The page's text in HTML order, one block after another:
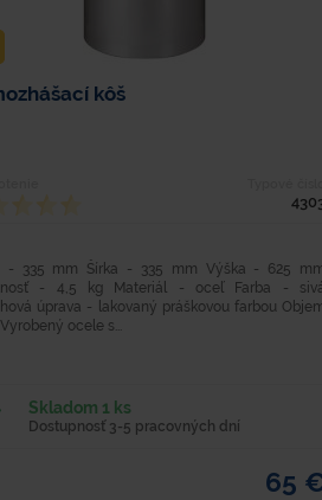
kôš
- 335 mm Šírka - 335 mm Výška - 625
- 4,5 kg Materiál - oceľ Farba -
úprava - lakovaný práškovou farbou
ocele s...
Skladom 1 ks
Dostupnosť 3-5 pracovných dní
65